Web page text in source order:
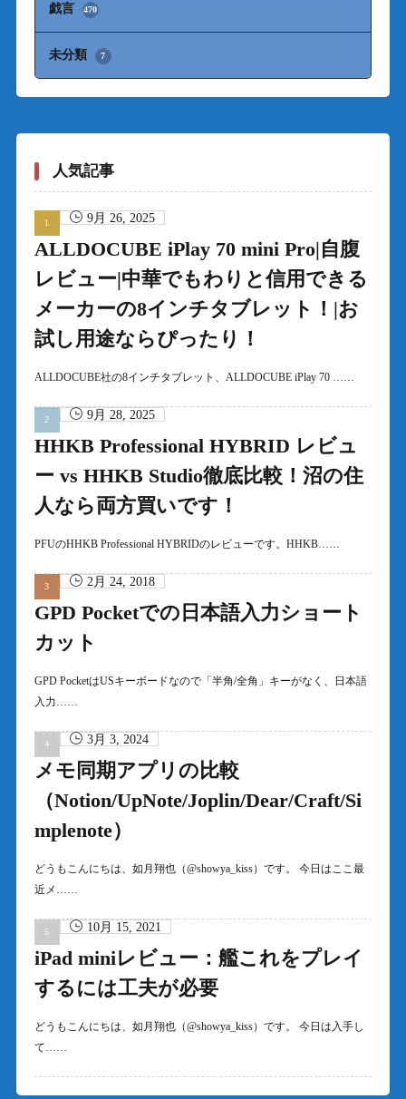
戯言 470
未分類 7
人気記事
9月 26, 2025
ALLDOCUBE iPlay 70 mini Pro|自腹
レビュー|中華でもわりと信用できる
メーカーの8インチタブレット！|お
試し用途ならぴったり！
ALLDOCUBE社の8インチタブレット、ALLDOCUBE iPlay 70 ……
9月 28, 2025
HHKB Professional HYBRID レビュ
ー vs HHKB Studio徹底比較！沼の住
人なら両方買いです！
PFUのHHKB Professional HYBRIDのレビューです。HHKB……
2月 24, 2018
GPD Pocketでの日本語入力ショート
カット
GPD PocketはUSキーボードなので「半角/全角」キーがなく、日本語
入力……
3月 3, 2024
メモ同期アプリの比較
（Notion/UpNote/Joplin/Dear/Craft/Si
mplenote）
どうもこんにちは、如月翔也（@showya_kiss）です。 今日はここ最
近メ……
10月 15, 2021
iPad miniレビュー：艦これをプレイ
するには工夫が必要
どうもこんにちは、如月翔也（@showya_kiss）です。 今日は入手し
て……